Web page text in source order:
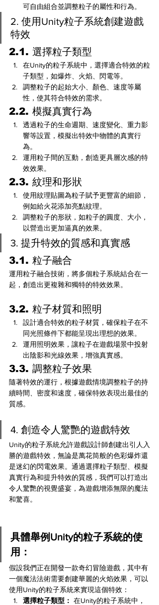
可自由組合並調整粒子的屬性和行為。
2. 使用Unity粒子系統創建遊戲
特效
2.1. 選擇粒子類型
在Unity的粒子系統中，選擇適合特效的粒
子類型，如爆炸、火焰、閃電等。
調整粒子的起始大小、顏色、速度等屬
性，使其符合特效的需求。
2.2. 模擬真實行為
透過粒子的生命週期、速度變化、重力影
響等設置，模擬出特效中物體的真實行
為。
運用粒子間的互動，創造更具層次感的特
效效果。
2.3. 紋理和形狀
使用紋理貼圖為粒子賦予更豐富的細節，
例如給火花添加亮點紋理。
調整粒子的形狀，如粒子的圓度、大小，
以營造出更加逼真的效果。
3. 提升特效的質感和真實感
3.1. 粒子融合
運用粒子融合技術，將多個粒子系統結合在一
起，創造出更複雜和獨特的特效效果。
3.2. 粒子材質和照明
設計適合特效的粒子材質，確保粒子在不
同光照條件下都能呈現出理想的效果。
運用照明效果，讓粒子在遊戲場景中投射
出陰影和光線效果，增強真實感。
3.3. 調整粒子效果
隨著特效的運行，根據遊戲情境調整粒子的持
續時間、密度和速度，確保特效表現出最佳的
質感。
4. 創造令人驚艷的遊戲特效
Unity的粒子系統允許遊戲設計師創建出引人入
勝的遊戲特效，無論是萬花筒般的色彩爆炸還
是迷幻的閃電效果。通過選擇粒子類型、模擬
真實行為和提升特效的質感，我們可以打造出
令人驚艷的視覺盛宴，為遊戲增添無限的魔法
和驚喜。
具體舉例Unity的粒子系統的使
用：
假設我們正在開發一款奇幻冒險遊戲，其中有
一個魔法法術需要創建華麗的火焰效果，可以
使用Unity的粒子系統來實現這個特效：
選擇粒子類型： 在Unity的粒子系統中，